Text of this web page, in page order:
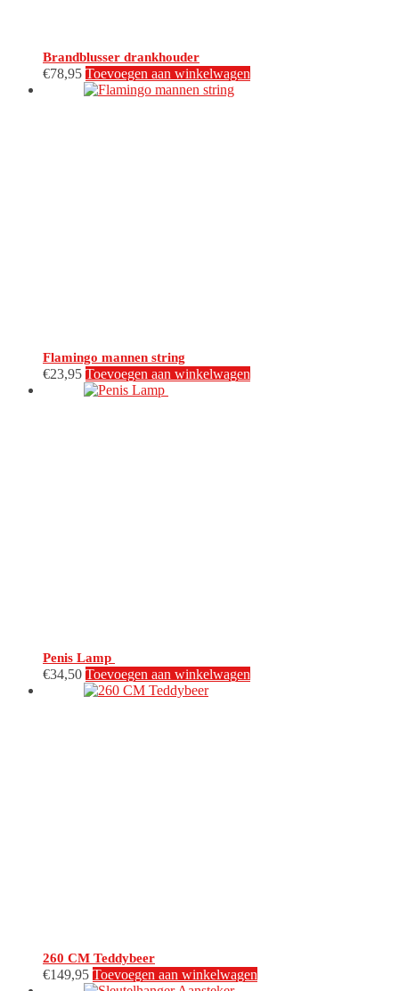
Brandblusser drankhouder
€78,95 Toevoegen aan winkelwagen
Flamingo mannen string
€23,95 Toevoegen aan winkelwagen
Penis Lamp
€34,50 Toevoegen aan winkelwagen
260 CM Teddybeer
€149,95 Toevoegen aan winkelwagen